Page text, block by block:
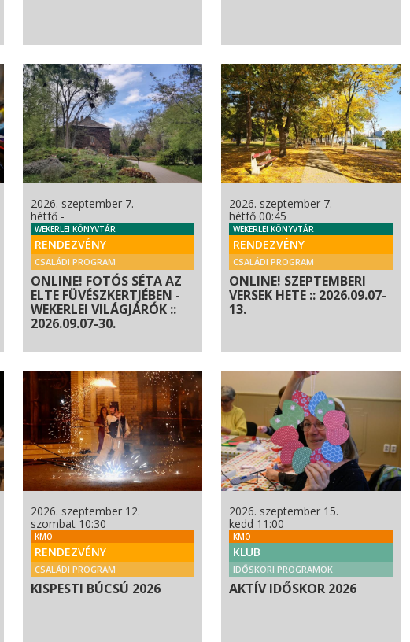
2026. szeptember 7.
hétfő -
WEKERLEI KÖNYVTÁR
RENDEZVÉNY
CSALÁDI PROGRAM
ONLINE! FOTÓS SÉTA AZ
ELTE FÜVÉSZKERTJÉBEN -
WEKERLEI VILÁGJÁRÓK ::
2026.09.07-30.
2026. szeptember 7.
hétfő 00:45
WEKERLEI KÖNYVTÁR
RENDEZVÉNY
CSALÁDI PROGRAM
ONLINE! SZEPTEMBERI
VERSEK HETE :: 2026.09.07-
13.
2026. szeptember 12.
szombat 10:30
KMO
RENDEZVÉNY
CSALÁDI PROGRAM
KISPESTI BÚCSÚ 2026
2026. szeptember 15.
kedd 11:00
KMO
KLUB
IDŐSKORI PROGRAMOK
AKTÍV IDŐSKOR 2026